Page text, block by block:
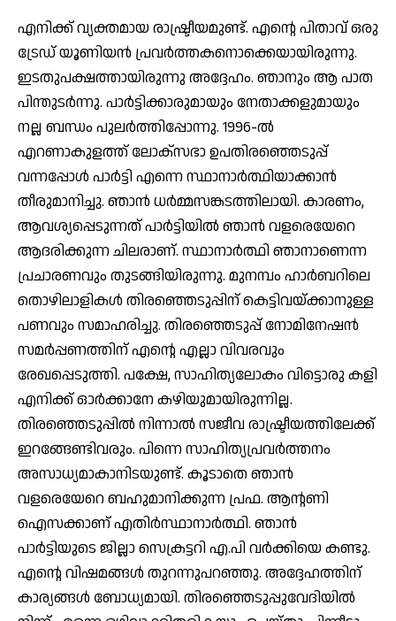
എനിക്ക് വ്യക്തമായ രാഷ്ട്രീയമുണ്ട്. എന്റെ പിതാവ് ഒരു
ട്രേഡ് യൂണിയന്‍ പ്രവര്‍ത്തകനൊക്കെയായിരുന്നു.
ഇടതുപക്ഷത്തായിരുന്നു അദ്ദേഹം. ഞാനും ആ പാത
പിന്തുടര്‍ന്നു. പാര്‍ട്ടിക്കാരുമായും നേതാക്കളുമായും
നല്ല ബന്ധം പുലര്‍ത്തിപ്പോന്നു. 1996-ല്‍
എറണാകുളത്ത് ലോക്സഭാ ഉപതിരഞ്ഞെടുപ്പ്
വന്നപ്പോള്‍ പാര്‍ട്ടി എന്നെ സ്ഥാനാര്‍ത്ഥിയാക്കാന്‍
തീരുമാനിച്ചു. ഞാന്‍ ധര്‍മ്മസങ്കടത്തിലായി. കാരണം,
ആവശ്യപ്പെടുന്നത് പാര്‍ട്ടിയില്‍ ഞാന്‍ വളരെയേറെ
ആദരിക്കുന്ന ചിലരാണ്. സ്ഥാനാര്‍ത്ഥി ഞാനാണെന്ന
പ്രചാരണവും തുടങ്ങിയിരുന്നു. മുനമ്പം ഹാര്‍ബറിലെ
തൊഴിലാളികള്‍ തിരഞ്ഞെടുപ്പിന് കെട്ടിവയ്ക്കാനുള്ള
പണവും സമാഹരിച്ചു. തിരഞ്ഞെടുപ്പ് നോമിനേഷന്‍
സമര്‍പ്പണത്തിന് എന്റെ എല്ലാ വിവരവും
രേഖപ്പെടുത്തി. പക്ഷേ, സാഹിത്യലോകം വിട്ടൊരു കളി
എനിക്ക് ഓര്‍ക്കാനേ കഴിയുമായിരുന്നില്ല.
തിരഞ്ഞെടുപ്പില്‍ നിന്നാല്‍ സജീവ രാഷ്ട്രീയത്തിലേക്ക്
ഇറങ്ങേണ്ടിവരും. പിന്നെ സാഹിത്യപ്രവര്‍ത്തനം
അസാധ്യമാകാനിടയുണ്ട്. കൂടാതെ ഞാന്‍
വളരെയേറെ ബഹുമാനിക്കുന്ന പ്രഫ. ആന്റണി
ഐസക്കാണ് എതിര്‍സ്ഥാനാര്‍ത്ഥി. ഞാന്‍
പാര്‍ട്ടിയുടെ ജില്ലാ സെക്രട്ടറി എ.പി വര്‍ക്കിയെ കണ്ടു.
എന്റെ വിഷമങ്ങള്‍ തുറന്നുപറഞ്ഞു. അദ്ദേഹത്തിന്
കാര്യങ്ങള്‍ ബോധ്യമായി. തിരഞ്ഞെടുപ്പുവേദിയില്‍